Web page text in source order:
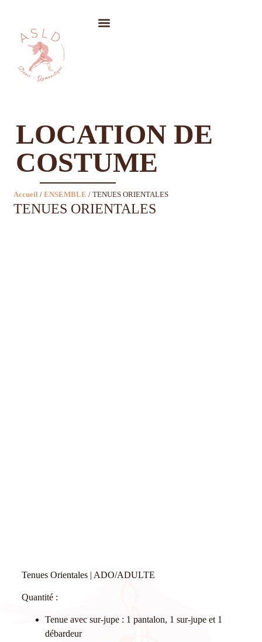
LOCATION DE
COSTUME
Accueil / ENSEMBLE / TENUES ORIENTALES
TENUES ORIENTALES
Tenues Orientales | ADO/ADULTE
Quantité :
Tenue avec sur-jupe : 1 pantalon, 1 sur-jupe et 1
débardeur